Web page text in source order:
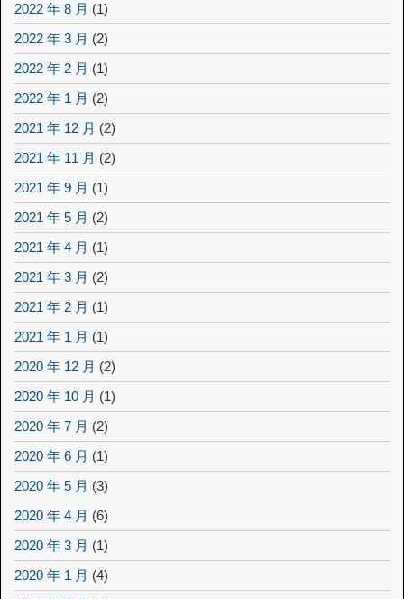
2022 年 8 月 (1)
2022 年 3 月 (2)
2022 年 2 月 (1)
2022 年 1 月 (2)
2021 年 12 月 (2)
2021 年 11 月 (2)
2021 年 9 月 (1)
2021 年 5 月 (2)
2021 年 4 月 (1)
2021 年 3 月 (2)
2021 年 2 月 (1)
2021 年 1 月 (1)
2020 年 12 月 (2)
2020 年 10 月 (1)
2020 年 7 月 (2)
2020 年 6 月 (1)
2020 年 5 月 (3)
2020 年 4 月 (6)
2020 年 3 月 (1)
2020 年 1 月 (4)